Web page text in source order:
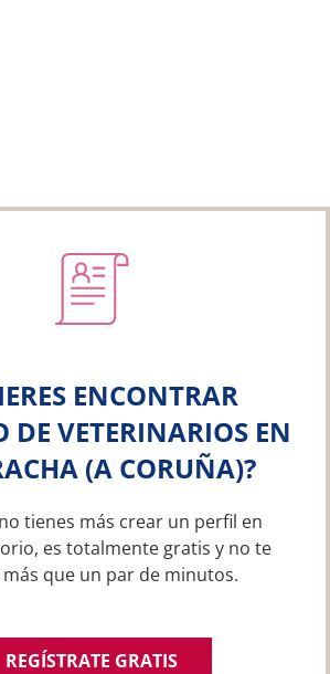
ENCONTRAR
DE VETERINARIOS EN
(A CORUÑA)?
tienes más crear un perfil en
es totalmente gratis y no te
que un par de minutos.
REGÍSTRATE GRATIS